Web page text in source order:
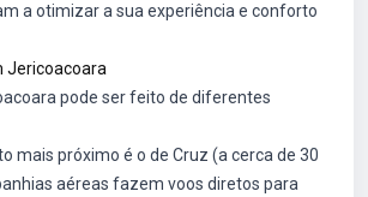
a otimizar a sua experiência e conforto
Jericoacoara
pode ser feito de diferentes
mais próximo é o de Cruz (a cerca de 30
aéreas fazem voos diretos para